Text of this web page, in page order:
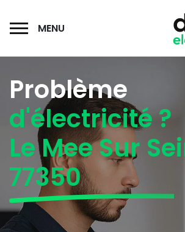
MENU
Problème
d'électricité ?
Le Mee Sur
77350